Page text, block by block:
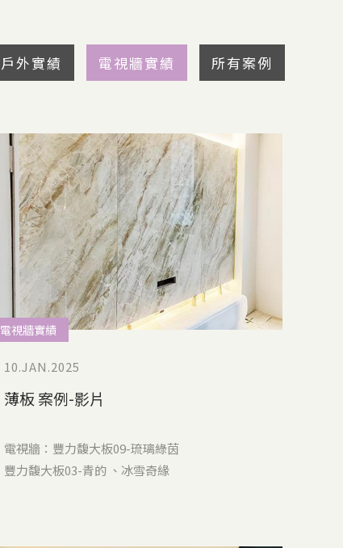
戶外實績 電視牆實績 所有案例
電視牆實績
10.JAN.2025
薄板 案例-影片
電視牆：豐力馥大板09-琉璃綠茵
豐力馥大板03-青的 、冰雪奇緣